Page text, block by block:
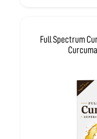
Full Spectrum